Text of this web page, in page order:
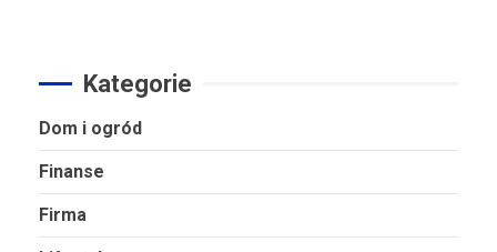
Kategorie
Dom i ogród
Finanse
Firma